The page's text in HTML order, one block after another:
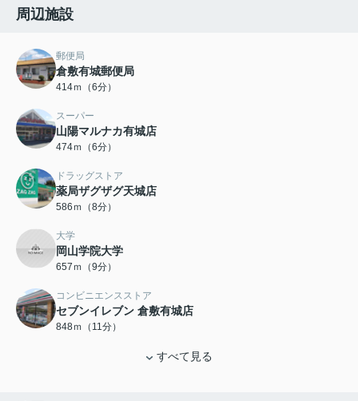
周辺施設
郵便局
倉敷有城郵便局
414ｍ（6分）
スーパー
山陽マルナカ有城店
474ｍ（6分）
ドラッグストア
薬局ザグザグ天城店
586ｍ（8分）
大学
岡山学院大学
657ｍ（9分）
コンビニエンスストア
セブンイレブン 倉敷有城店
848ｍ（11分）
すべて見る